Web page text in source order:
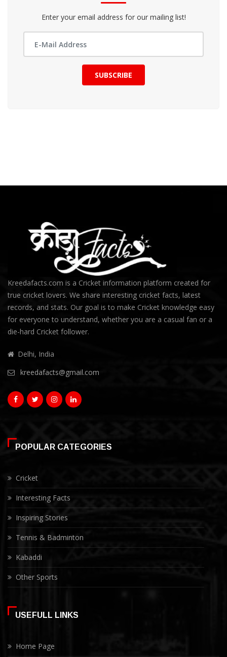
Enter your email address for our mailing list!
SUBSCRIBE
Kreedafacts.com is a Cricket information platform created for
true cricket lovers. We share interesting cricket facts, latest
records, and stats. Our goal is to make Cricket knowledge easy
for everyone to understand, whether you are a casual fan or a
die-hard Cricket follower.
Delhi, India
kreedafacts@gmail.com
POPULAR CATEGORIES
Cricket
Interesting Facts
Inspiring Stories
Tennis & Badminton
Kabaddi
Other Sports
USEFULL LINKS
Home Page